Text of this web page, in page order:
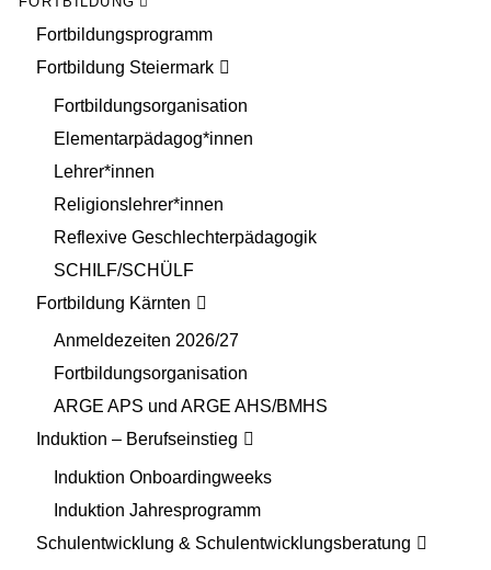
Fortbildungsprogramm
Fortbildung Steiermark
Fortbildungsorganisation
Elementarpädagog*innen
Lehrer*innen
Religionslehrer*innen
Reflexive Geschlechterpädagogik
SCHILF/SCHÜLF
Fortbildung Kärnten
Anmeldezeiten 2026/27
Fortbildungsorganisation
ARGE APS und ARGE AHS/BMHS
Induktion – Berufseinstieg
Induktion Onboardingweeks
Induktion Jahresprogramm
Schulentwicklung & Schulentwicklungsberatung